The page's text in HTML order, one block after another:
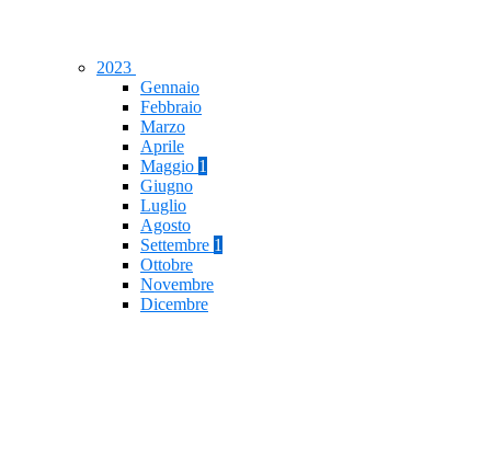
2023
Gennaio
Febbraio
Marzo
Aprile
Maggio 1
Giugno
Luglio
Agosto
Settembre 1
Ottobre
Novembre
Dicembre